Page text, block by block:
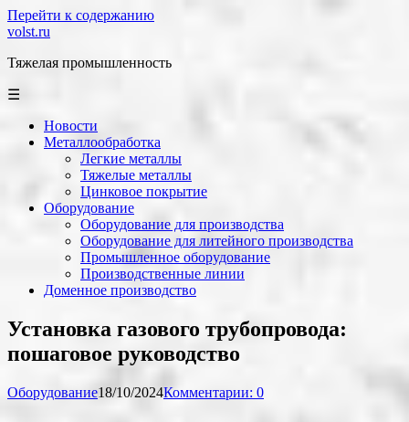
Перейти к содержанию
volst.ru
Тяжелая промышленность
☰
Новости
Металлообработка
Легкие металлы
Тяжелые металлы
Цинковое покрытие
Оборудование
Оборудование для производства
Оборудование для литейного производства
Промышленное оборудование
Производственные линии
Доменное производство
Установка газового трубопровода:
пошаговое руководство
Оборудование18/10/2024Комментарии: 0